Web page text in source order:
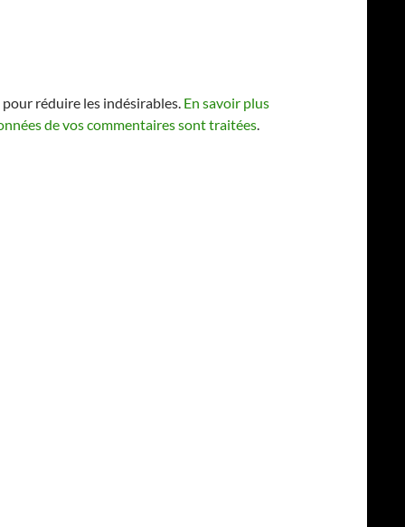
réduire les indésirables. En savoir plus
de vos commentaires sont traitées.